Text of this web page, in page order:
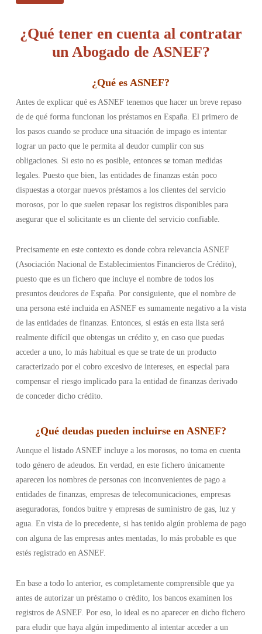
¿Qué tener en cuenta al contratar
un Abogado de ASNEF?
¿Qué es ASNEF?
Antes de explicar qué es ASNEF tenemos que hacer un breve repaso
de de qué forma funcionan los préstamos en España. El primero de
los pasos cuando se produce una situación de impago es intentar
lograr un pacto que le permita al deudor cumplir con sus
obligaciones. Si esto no es posible, entonces se toman medidas
legales. Puesto que bien, las entidades de finanzas están poco
dispuestas a otorgar nuevos préstamos a los clientes del servicio
morosos, por lo que suelen repasar los registros disponibles para
asegurar que el solicitante es un cliente del servicio confiable.
Precisamente en este contexto es donde cobra relevancia ASNEF
(Asociación Nacional de Establecimientos Financieros de Crédito),
puesto que es un fichero que incluye el nombre de todos los
presuntos deudores de España. Por consiguiente, que el nombre de
una persona esté incluida en ASNEF es sumamente negativo a la vista
de las entidades de finanzas. Entonces, si estás en esta lista será
realmente difícil que obtengas un crédito y, en caso que puedas
acceder a uno, lo más habitual es que se trate de un producto
caracterizado por el cobro excesivo de intereses, en especial para
compensar el riesgo implicado para la entidad de finanzas derivado
de conceder dicho crédito.
¿Qué deudas pueden incluirse en ASNEF?
Aunque el listado ASNEF incluye a los morosos, no toma en cuenta
todo género de adeudos. En verdad, en este fichero únicamente
aparecen los nombres de personas con inconvenientes de pago a
entidades de finanzas, empresas de telecomunicaciones, empresas
aseguradoras, fondos buitre y empresas de suministro de gas, luz y
agua. En vista de lo precedente, si has tenido algún problema de pago
con alguna de las empresas antes mentadas, lo más probable es que
estés registrado en ASNEF.
En base a todo lo anterior, es completamente comprensible que ya
antes de autorizar un préstamo o crédito, los bancos examinen los
registros de ASNEF. Por eso, lo ideal es no aparecer en dicho fichero
para eludir que haya algún impedimento al intentar acceder a un